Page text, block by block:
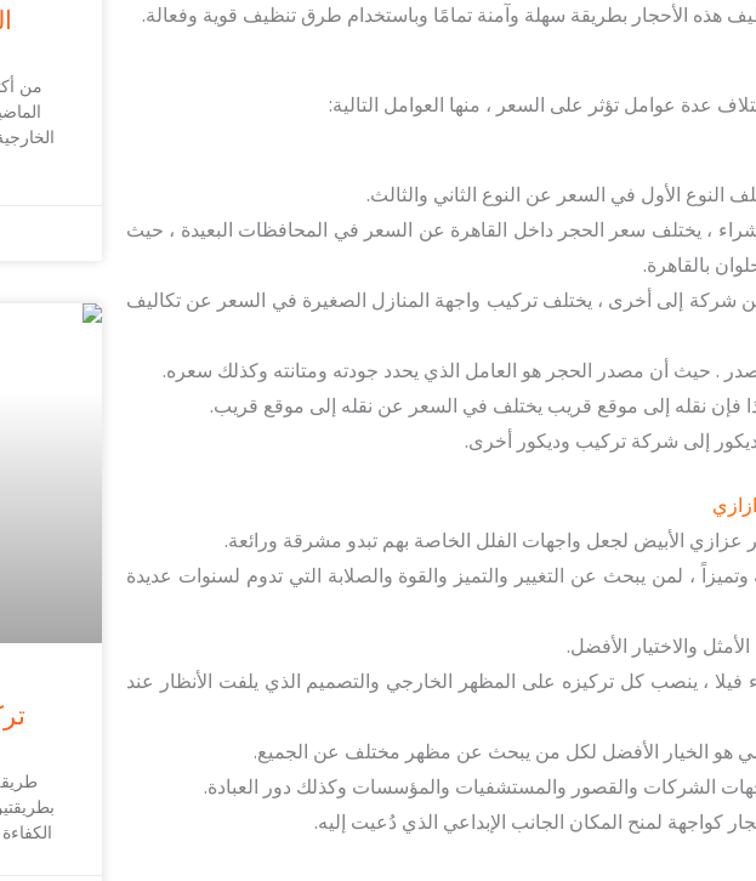
الأحجار بطريقة سهلة وآمنة تمامًا وباستخدام طرق تنظيف قوية وفعالة.
عدة عوامل تؤثر على السعر ، منها العوامل التالية:
النوع الأول في السعر عن النوع الثاني والثالث.
، يختلف سعر الحجر داخل القاهرة عن السعر في المحافظات البعيدة ، حيث
بالقاهرة.
شركة إلى أخرى ، يختلف تركيب واجهة المنازل الصغيرة في السعر عن تكاليف
. حيث أن مصدر الحجر هو العامل الذي يحدد جودته ومتانته وكذلك سعره.
فإن نقله إلى موقع قريب يختلف في السعر عن نقله إلى موقع قريب.
إلى شركة تركيب وديكور أخرى.
الأبيض لجعل واجهات الفلل الخاصة بهم تبدو مشرقة ورائعة.
، لمن يبحث عن التغيير والتميز والقوة والصلابة التي تدوم لسنوات عديدة
والاختيار الأفضل.
فيلا ، ينصب كل تركيزه على المظهر الخارجي والتصميم الذي يلفت الأنظار عند
هو الخيار الأفضل لكل من يبحث عن مظهر مختلف عن الجميع.
الشركات والقصور والمستشفيات والمؤسسات وكذلك دور العبادة.
كواجهة لمنح المكان الجانب الإبداعي الذي دُعيت إليه.
من